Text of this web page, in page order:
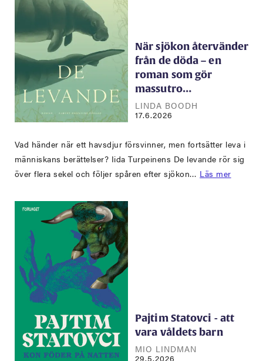
När sjökon återvänder
från de döda – en
roman som gör
massutro…
LINDA BOODH
17.6.2026
Vad händer när ett havsdjur försvinner, men fortsätter leva i
människans berättelser? Iida Turpeinens De levande rör sig
över flera sekel och följer spåren efter sjökon… Läs mer
Pajtim Statovci - att
vara våldets barn
MIO LINDMAN
29.5.2026